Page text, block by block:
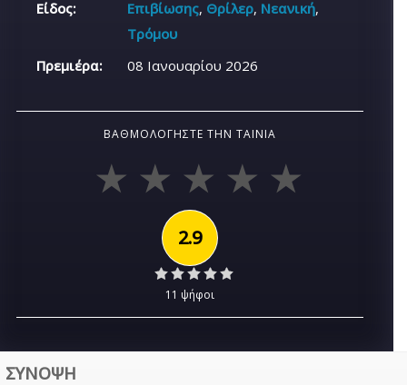
Είδος:
Επιβίωσης, Θρίλερ, Νεανική,
Τρόμου
Πρεμιέρα:
08 Ιανουαρίου 2026
ΒΑΘΜΟΛΟΓΉΣΤΕ ΤΗΝ ΤΑΙΝΊΑ
2.9
11 ψήφοι
ΣΥΝΟΨΗ